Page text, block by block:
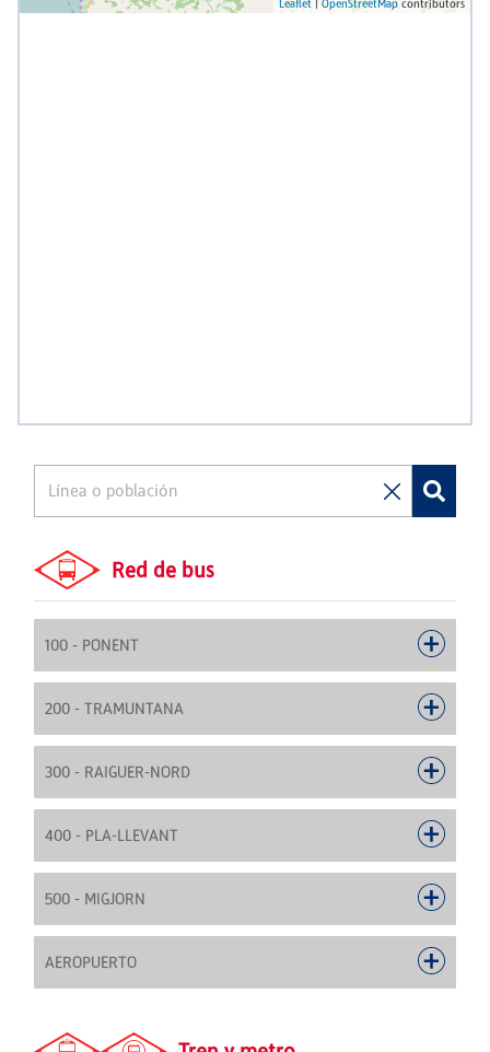
Red de bus
100 - PONENT
200 - TRAMUNTANA
300 - RAIGUER-NORD
400 - PLA-LLEVANT
500 - MIGJORN
AEROPUERTO